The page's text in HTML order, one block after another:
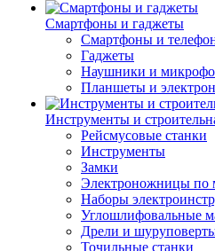
Смартфоны и гаджеты
Смартфоны и
Гаджеты
Наушники и
Планшеты и
Инструменты и
Рейсмусовые станки
Инструменты
Замки
Электроножницы по
Наборы
Дрели и
Точильные станки